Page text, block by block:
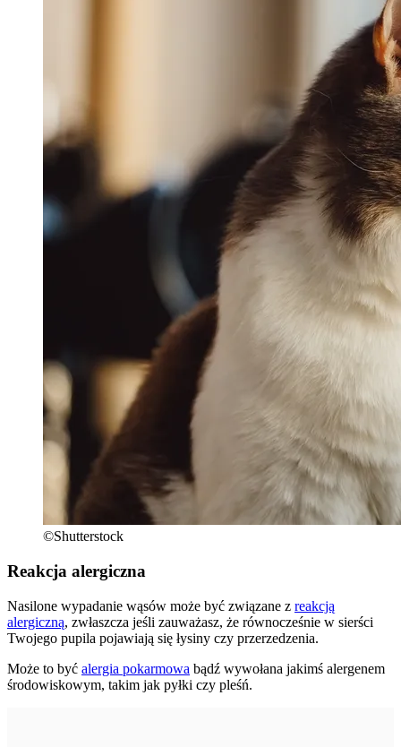
©Shutterstock
Reakcja alergiczna
Nasilone wypadanie wąsów może być związane z reakcją
alergiczną, zwłaszcza jeśli zauważasz, że równocześnie w sierści
Twojego pupila pojawiają się łysiny czy przerzedzenia.
Może to być alergia pokarmowa bądź wywołana jakimś alergenem
środowiskowym, takim jak pyłki czy pleśń.